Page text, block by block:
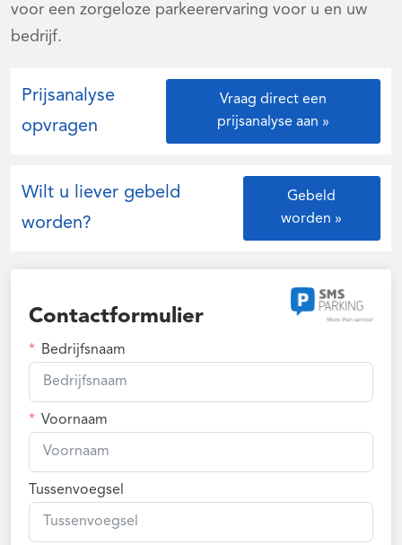
voor een zorgeloze parkeerervaring voor u en uw
bedrijf.
Prijsanalyse
opvragen
Vraag direct een
prijsanalyse aan »
Wilt u liever gebeld
worden?
Gebeld
worden »
Contactformulier
Bedrijfsnaam
Voornaam
Tussenvoegsel